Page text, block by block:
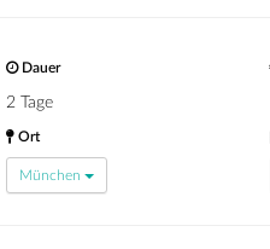
Dauer
2 Tage
Ort
München